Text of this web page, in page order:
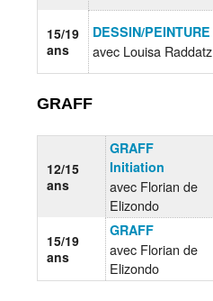
15/19
ans
DESSIN/PEINTURE
avec Louisa Raddatz
GRAFF
12/15
ans
GRAFF
Initiation
avec Florian de
Elizondo
15/19
ans
GRAFF
avec Florian de
Elizondo